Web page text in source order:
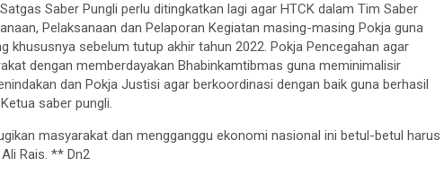
Saber Pungli perlu ditingkatkan lagi agar HTCK dalam Tim Saber
Pelaksanaan dan Pelaporan Kegiatan masing-masing Pokja guna
khususnya sebelum tutup akhir tahun 2022. Pokja Pencegahan agar
dengan memberdayakan Bhabinkamtibmas guna meminimalisir
dan Pokja Justisi agar berkoordinasi dengan baik guna berhasil
saber pungli.
masyarakat dan mengganggu ekonomi nasional ini betul-betul harus
Rais. ** Dn2